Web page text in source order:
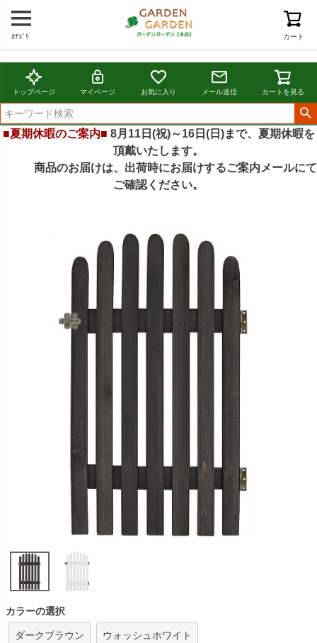
カート
ｶﾃｺﾞﾘ
トップページ マイページ お気に入り メール送信 カートを見る
■夏期休暇のご案内■ 8月11日(祝)～16日(日)まで、夏期休暇を
頂戴いたします。
商品のお届けは、出荷時にお届けするご案内メールにて
ご確認ください。
カラーの選択
ダークブラウン ウォッシュホワイト